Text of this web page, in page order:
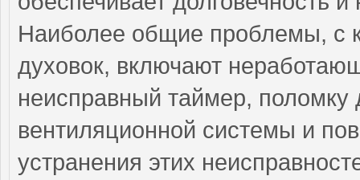
Наиболее общие проблемы, с
духовок, включают
неисправный таймер,
вентиляционной системы и
устранения этих